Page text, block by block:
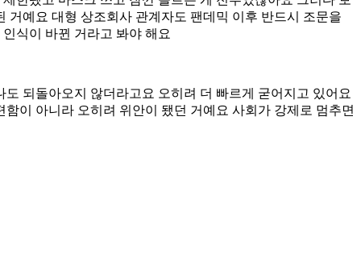
예요 대형 상조회사 관계자도 팬데믹 이후 반드시 조문을
식이 바뀐 거라고 봐야 해요
되돌아오지 않더라고요 오히려 더 빠르게 굳어지고 있어요
이 아니라 오히려 위안이 됐던 거예요 사회가 강제로 멈추면